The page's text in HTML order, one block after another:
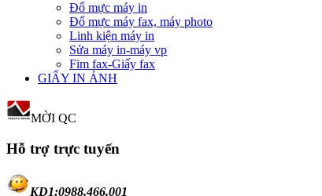
Đổ mực máy in
Đổ mực máy fax, máy photo
Linh kiện máy in
Sửa máy in-máy vp
Fim fax-Giấy fax
GIẤY IN ẢNH
MỜI QC
Hỗ trợ trực tuyến
KD1:0988.466.001